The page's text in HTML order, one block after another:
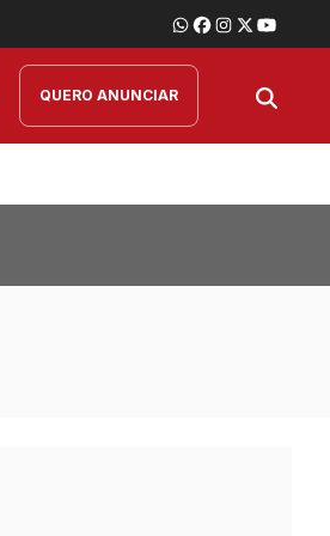
QUERO ANUNCIAR